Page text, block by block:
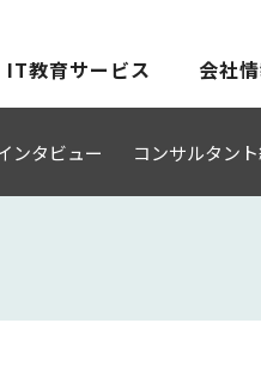
IT教育サービス 会社
ンタビュー コンサルタン